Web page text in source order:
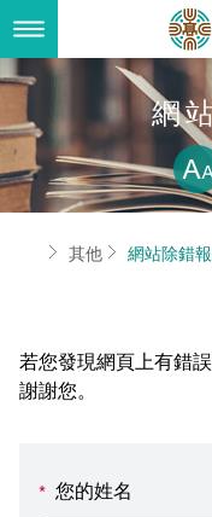
到
要
內最新消息
全部公告
教務公告
學系公告
活動研習
歷史訊息
關於本校
空大簡介
立案證明
空大有利的學習條
環境設備
本校位置
資訊圖像化專區
活動花絮
行政單位
行政單位簡介
校長室
教務處課務組
學術單位
通識教育中心
法律學系
其他好站
資訊相關法規
校務資訊
新生報名
在學資訊
網
首頁其他 網站除錯
若您發現網頁上有錯
謝謝您。
* 您的姓名